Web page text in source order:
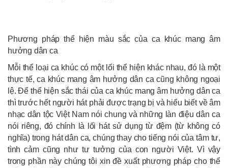
Phương pháp thể hiện màu sắc của ca khúc mang âm
hưởng dân ca
Mỗi thể loại ca khúc có một lối thể hiện khác nhau, đó là một
thực tế, ca khúc mang âm hưởng dân ca cũng không ngoại
lệ. Để thể hiện sắc thái của ca khúc mang âm hưởng dân ca
thì trước hết người hát phải được trạng bị và hiểu biết về âm
nhạc dân tộc Việt Nam nói chung và những làn điệu dân ca
nói riêng, đó chính là lối hát sử dụng từ đệm (từ không có
nghĩa) trong hát dân ca, chúng thay cho tiếng nói của tâm tư,
tình cảm cũng như tư tưởng của con người Việt. Vì vậy
trong phần này chúng tôi xin đề xuất phương pháp cho thể